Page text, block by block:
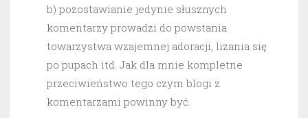
b) pozostawianie jedynie słusznych
komentarzy prowadzi do powstania
towarzystwa wzajemnej adoracji, lizania się
po pupach itd. Jak dla mnie kompletne
przeciwieństwo tego czym blogi z
komentarzami powinny być.